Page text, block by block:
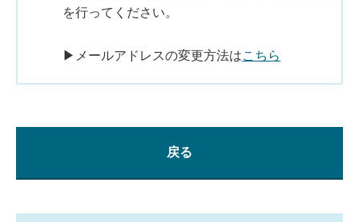
を行ってください。
▶メールアドレスの変更方法はこちら
戻る